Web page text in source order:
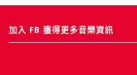
加入 FB 獲得更多音樂資訊